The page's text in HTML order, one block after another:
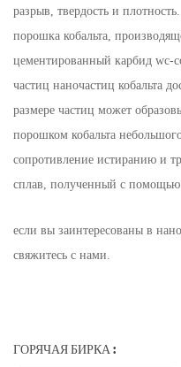
разрыв, твердость и
порошка кобальта,
цементированный карбид wc-
частиц наночастиц кобальта
размере частиц может
порошком кобальта
сопротивление истиранию и
сплав, полученный с помощью
если вы заинтересованы в
свяжитесь с нами.
ГОРЯЧАЯ БИРКА :